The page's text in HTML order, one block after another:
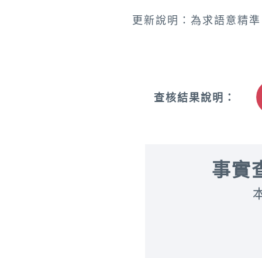
更新說明：為求語意精
查核結果說明：
事實